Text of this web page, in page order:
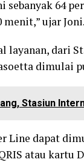
sebanyak 64
menit,” ujar Joni.
layanan, dari
dimulai
Stasiun
Line dapat
atau kartu